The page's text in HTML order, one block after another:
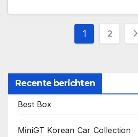
Berichten
1 2
Recente berichten
Best Box
MiniGT Korean Car Collection